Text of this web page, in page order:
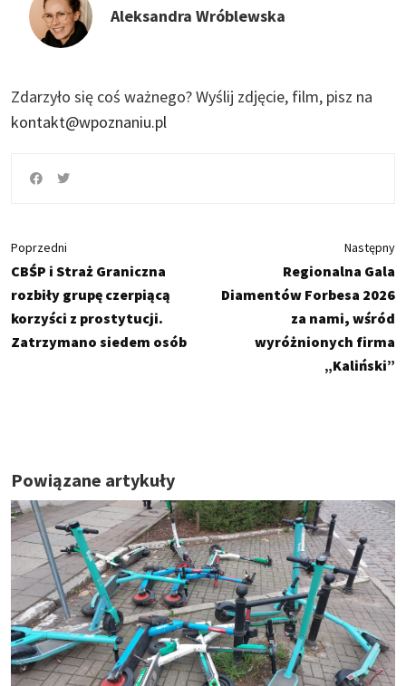
Aleksandra Wróblewska
Zdarzyło się coś ważnego?Wyślij zdjęcie, film, pisz na
kontakt@wpoznaniu.pl
Poprzedni
CBŚP i Straż Graniczna
rozbiły grupę czerpiącą
korzyści z prostytucji.
Zatrzymano siedem osób
Następny
Regionalna Gala
Diamentów Forbesa 2026
za nami, wśród
wyróżnionych firma
„Kaliński”
Powiązane artykuły